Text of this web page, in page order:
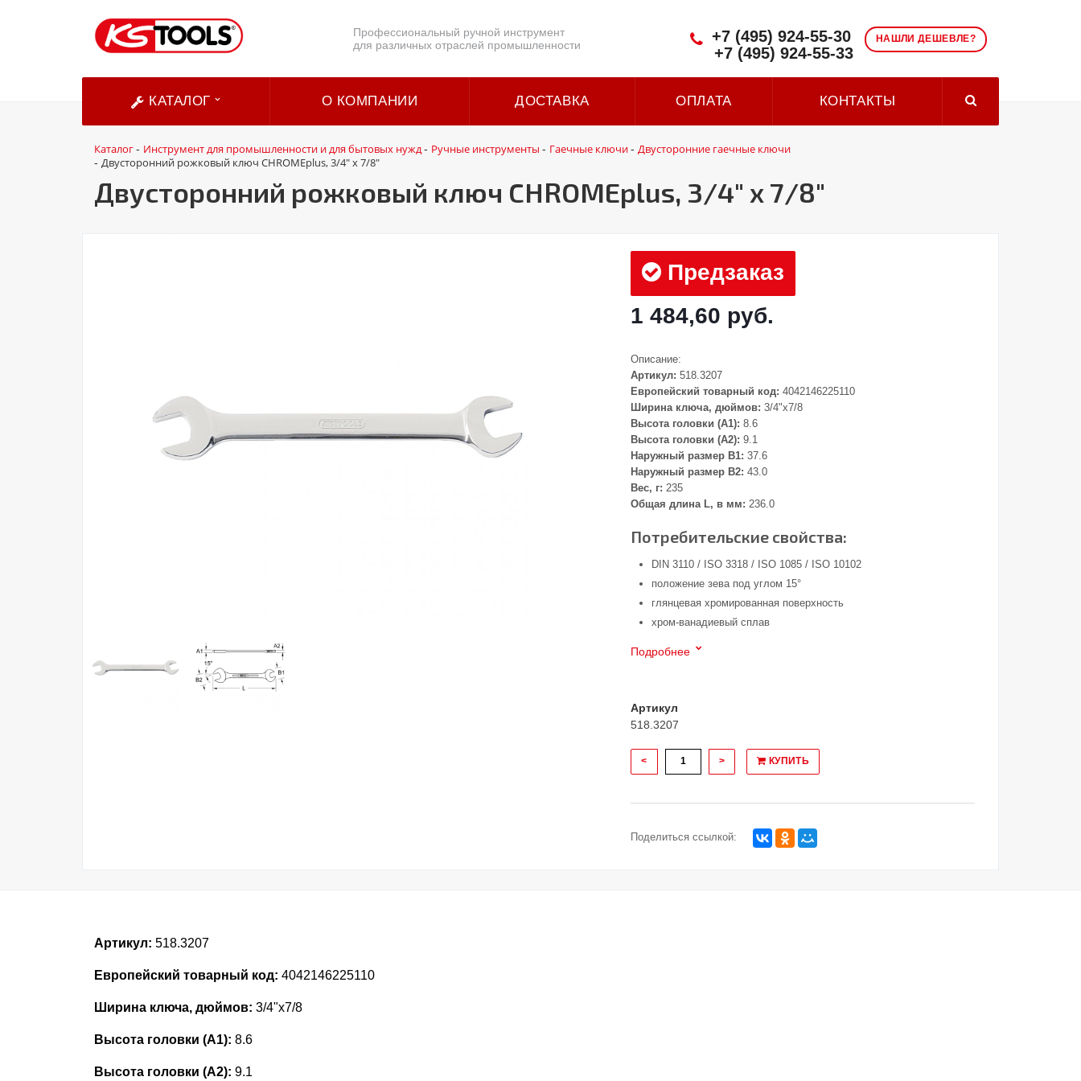
Профессиональный ручной инструмент
для различных отраслей промышленности
НАШЛИ ДЕШЕВЛЕ?
+7 (495) 924-55-30
+7 (495) 924-55-33
КАТАЛОГ О КОМПАНИИ ДОСТАВКА ОПЛАТА КОНТАКТЫ
Каталог- Инструмент для промышленности и для бытовых нужд- Ручные инструменты - Гаечные ключи- Двусторонние гаечные ключи
- Двусторонний рожковый ключ CHROMEplus, 3/4" x 7/8"
Двусторонний рожковый ключ CHROMEplus, 3/4" x 7/8"
Предзаказ
1 484,60 руб.
Описание:
Артикул: 518.3207
Европейский товарный код: 4042146225110
Ширина ключа, дюймов: 3/4"x7/8
Высота головки (А1): 8.6
Высота головки (А2): 9.1
Наружный размер В1: 37.6
Наружный размер В2: 43.0
Вес, г: 235
Общая длина L, в мм: 236.0
Потребительские свойства:
DIN 3110 / ISO 3318 / ISO 1085 / ISO 10102
положение зева под углом 15°
глянцевая хромированная поверхность
хром-ванадиевый сплав
Подробнее
Артикул
518.3207
< > КУПИТЬ
Поделиться ссылкой:
Артикул: 518.3207
Европейский товарный код: 4042146225110
Ширина ключа, дюймов: 3/4"x7/8
Высота головки (А1): 8.6
Высота головки (А2): 9.1